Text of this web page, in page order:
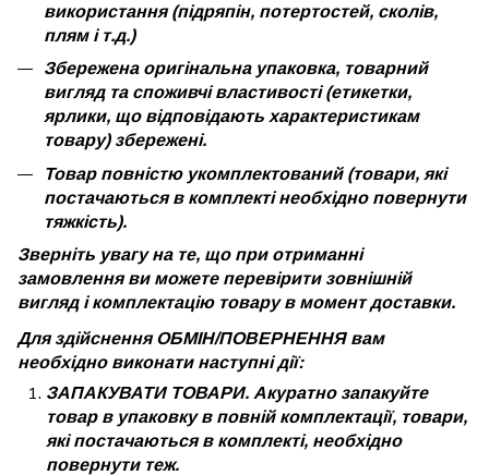
використання (підряпін, потертостей, сколів,
плям і т.д.)
Збережена оригінальна упаковка, товарний
вигляд та споживчі властивості (етикетки,
ярлики, що відповідають характеристикам
товару) збережені.
Товар повністю укомплектований (товари, які
постачаються в комплекті необхідно повернути
тяжкість).
Зверніть увагу на те, що при отриманні
замовлення ви можете перевірити зовнішній
вигляд і комплектацію товару в момент доставки.
Для здійснення ОБМІН/ПОВЕРНЕННЯ вам
необхідно виконати наступні дії:
ЗАПАКУВАТИ ТОВАРИ. Акуратно запакуйте
товар в упаковку в повній комплектації, товари,
які постачаються в комплекті, необхідно
повернути теж.